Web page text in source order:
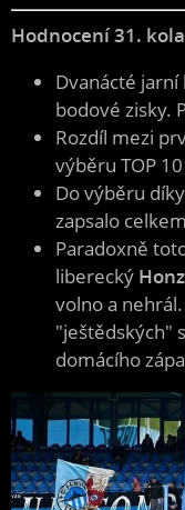
Hodnocení 31.
Dvanácté
bodové zisky.
Rozdíl mezi
výběru TOP
Do výběru
zapsalo
Paradoxně
liberecký
volno a
"ještědských"
domácího